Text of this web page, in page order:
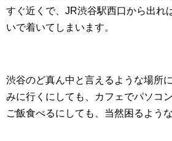
すぐ近くで、JR渋谷駅西口から出れ
いで着いてしまいます。
渋谷のど真ん中と言えるような場所
みに行くにしても、カフェでパソコ
ご飯食べるにしても、当然困るよう